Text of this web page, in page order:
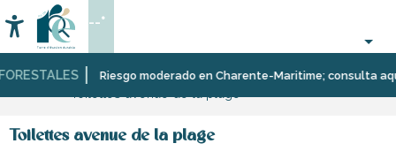
au
contenu
principal
Riesgo moderado en Charente-Maritime; consulta aquí
Accessibilité
Buscar
--°
Página Web InfórmeseTiendasTiendas
Toilettes avenue de la plage